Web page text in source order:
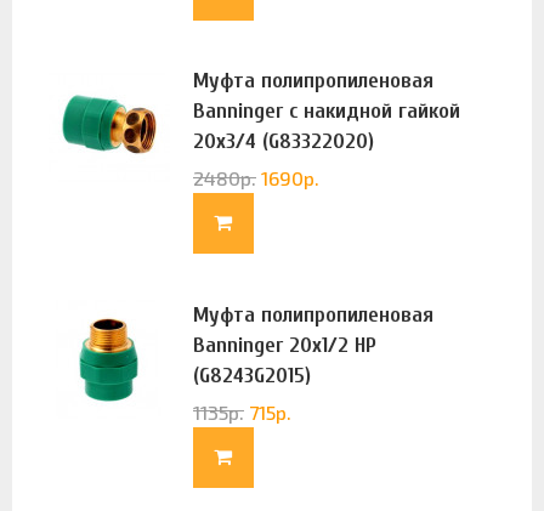
Муфта полипропиленовая
Banninger с накидной гайкой
20х3/4 (G83322020)
2480р. 1690р.
Муфта полипропиленовая
Banninger 20х1/2 НР
(G8243G2015)
1135р. 715р.